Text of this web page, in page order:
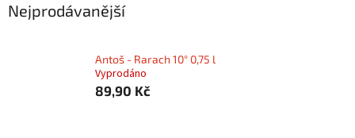
Nejprodávanější
Antoš - Rarach 10° 0,75 l
Vyprodáno
89,90 Kč